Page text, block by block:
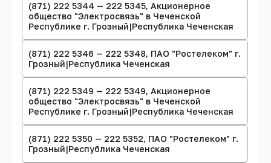
(871) 222 5344 — 222 5345, Акционерное
общество "Электросвязь" в Чеченской
Республике г. Грозный|Республика Чеченская
(871) 222 5346 — 222 5348, ПАО "Ростелеком" г.
Грозный|Республика Чеченская
(871) 222 5349 — 222 5349, Акционерное
общество "Электросвязь" в Чеченской
Республике г. Грозный|Республика Чеченская
(871) 222 5350 — 222 5352, ПАО "Ростелеком" г.
Грозный|Республика Чеченская